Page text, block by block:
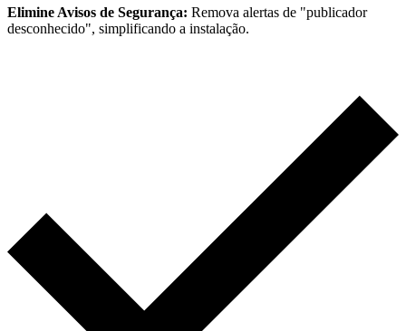
Elimine Avisos de Segurança: Remova alertas de "publicador
desconhecido", simplificando a instalação.